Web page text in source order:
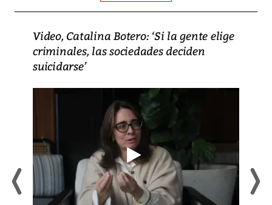
Video, Catalina Botero: ‘Si la gente elige
criminales, las sociedades deciden
suicidarse’